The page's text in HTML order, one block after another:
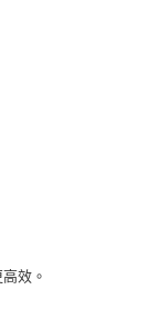
效。